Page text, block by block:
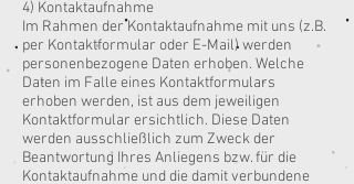
4) Kontaktaufnahme
Im Rahmen der Kontaktaufnahme mit uns (z.B.
per Kontaktformular oder E-Mail) werden
personenbezogene Daten erhoben. Welche
Daten im Falle eines Kontaktformulars
erhoben werden, ist aus dem jeweiligen
Kontaktformular ersichtlich. Diese Daten
werden ausschließlich zum Zweck der
Beantwortung Ihres Anliegens bzw. für die
Kontaktaufnahme und die damit verbundene